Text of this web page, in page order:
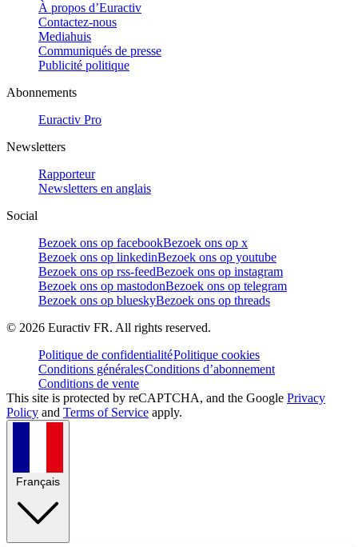
À propos d’Euractiv
Contactez-nous
Mediahuis
Communiqués de presse
Publicité politique
Abonnements
Euractiv Pro
Newsletters
Rapporteur
Newsletters en anglais
Social
Bezoek ons op facebookBezoek ons op x
Bezoek ons op linkedinBezoek ons op youtube
Bezoek ons op rss-feedBezoek ons op instagram
Bezoek ons op mastodonBezoek ons op telegram
Bezoek ons op blueskyBezoek ons op threads
© 2026 Euractiv FR. All rights reserved.
Politique de confidentialitéPolitique cookies
Conditions généralesConditions d’abonnement
Conditions de vente
This site is protected by reCAPTCHA, and the Google Privacy
Policy and Terms of Service apply.
Français